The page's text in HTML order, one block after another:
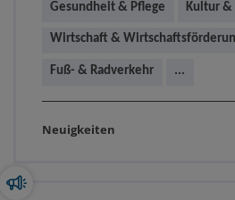
Gesundheit & Pflege Kultur &
Wirtschaft &
Fuß- & Radverkehr ...
Neuigkeiten